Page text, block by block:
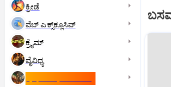
ಕ್ರೀಡೆ
ವೆಬ್ ಎಕ್ಸ್‌ಕ್ಲೂಸಿವ್
ಕ್ರೈಮ್
ವೈವಿಧ್ಯ